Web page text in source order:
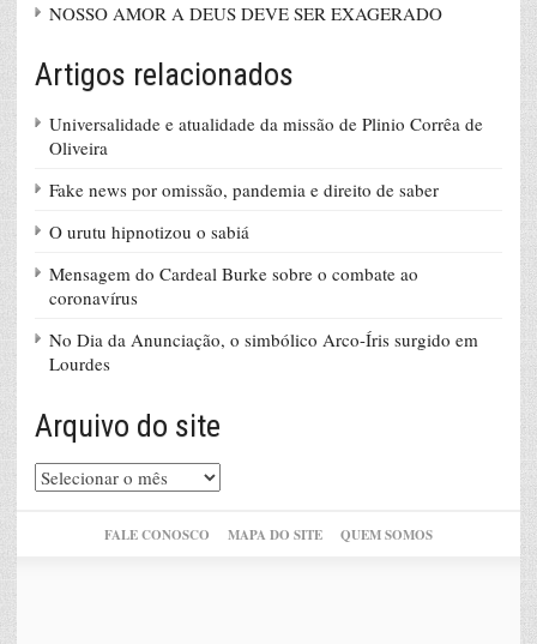
NOSSO AMOR A DEUS DEVE SER EXAGERADO
Artigos relacionados
Universalidade e atualidade da missão de Plinio Corrêa de
Oliveira
Fake news por omissão, pandemia e direito de saber
O urutu hipnotizou o sabiá
Mensagem do Cardeal Burke sobre o combate ao
coronavírus
No Dia da Anunciação, o simbólico Arco-Íris surgido em
Lourdes
Arquivo do site
Arquivo
do
FALE CONOSCO MAPA DO SITE QUEM SOMOS